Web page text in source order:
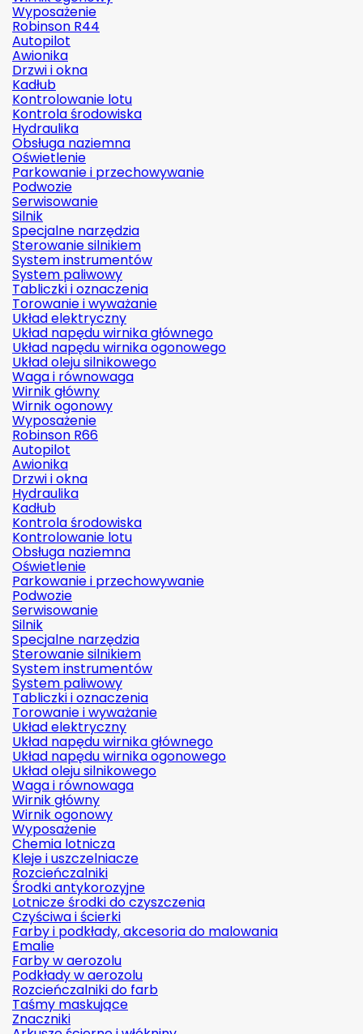
Wyposażenie
Robinson R44
Autopilot
Awionika
Drzwi i okna
Kadłub
Kontrolowanie lotu
Kontrola środowiska
Hydraulika
Obsługa naziemna
Oświetlenie
Parkowanie i przechowywanie
Podwozie
Serwisowanie
Silnik
Specjalne narzędzia
Sterowanie silnikiem
System instrumentów
System paliwowy
Tabliczki i oznaczenia
Torowanie i wyważanie
Układ elektryczny
Układ napędu wirnika głównego
Układ napędu wirnika ogonowego
Układ oleju silnikowego
Waga i równowaga
Wirnik główny
Wirnik ogonowy
Wyposażenie
Robinson R66
Autopilot
Awionika
Drzwi i okna
Hydraulika
Kadłub
Kontrola środowiska
Kontrolowanie lotu
Obsługa naziemna
Oświetlenie
Parkowanie i przechowywanie
Podwozie
Serwisowanie
Silnik
Specjalne narzędzia
Sterowanie silnikiem
System instrumentów
System paliwowy
Tabliczki i oznaczenia
Torowanie i wyważanie
Układ elektryczny
Układ napędu wirnika głównego
Układ napędu wirnika ogonowego
Układ oleju silnikowego
Waga i równowaga
Wirnik główny
Wirnik ogonowy
Wyposażenie
Chemia lotnicza
Kleje i uszczelniacze
Rozcieńczalniki
Środki antykorozyjne
Lotnicze środki do czyszczenia
Czyściwa i ścierki
Farby i podkłady, akcesoria do malowania
Emalie
Farby w aerozolu
Podkłady w aerozolu
Rozcieńczalniki do farb
Taśmy maskujące
Znaczniki